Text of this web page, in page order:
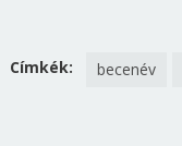
Címkék: becenév